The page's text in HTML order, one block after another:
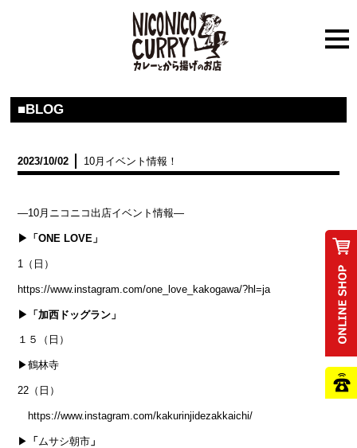
■BLOG
2023/10/02 10月イベント情報！
—10月ニコニコ出店イベント情報—
▶「ONE LOVE」
1（日）
https://www.instagram.com/one_love_kakogawa/?hl=ja
▶「加西ドッグラン」
１５（日）
▶鶴林寺
22（日）
https://www.instagram.com/kakurinjidezakkaichi/
▶ 「ムサシ朝市 」